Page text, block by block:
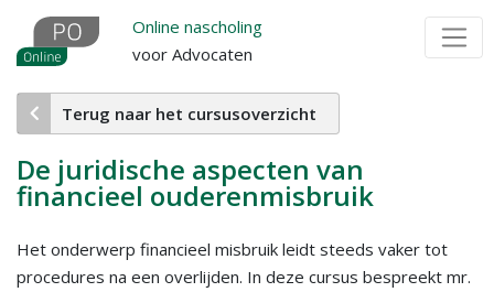
Overslaan
naar
de
inhoud
Online nascholing
voor Advocaten
Terug naar het cursusoverzicht
De juridische aspecten van
financieel ouderenmisbruik
Het onderwerp financieel misbruik leidt steeds vaker tot
procedures na een overlijden. In deze cursus bespreekt mr.